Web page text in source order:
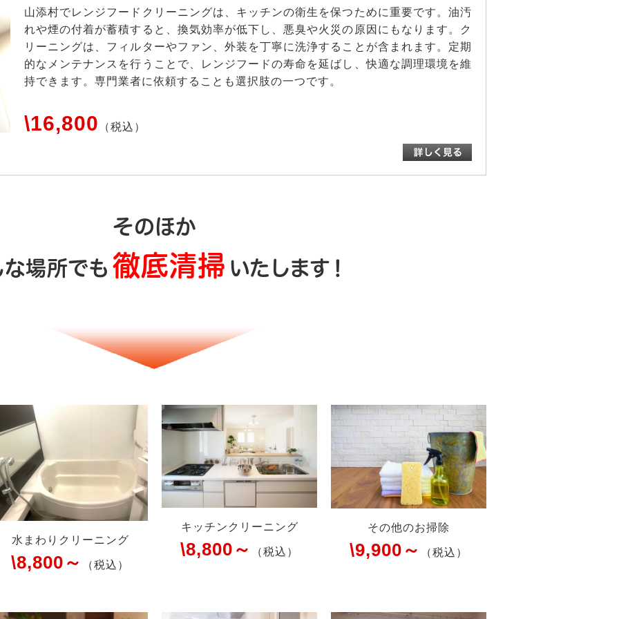
山添村でレンジフードクリーニングは、キッチンの衛生を保つために重要です。油汚
れや煙の付着が蓄積すると、換気効率が低下し、悪臭や火災の原因にもなります。ク
リーニングは、フィルターやファン、外装を丁寧に洗浄することが含まれます。定期
的なメンテナンスを行うことで、レンジフードの寿命を延ばし、快適な調理環境を維
持できます。専門業者に依頼することも選択肢の一つです。
\16,800 （税込）
そのほか
な場所でも 徹底清掃 いたします！
水まわりクリーニング
\8,800～ （税込）
キッチンクリーニング
\8,800～ （税込）
その他のお掃除
\9,900～ （税込）